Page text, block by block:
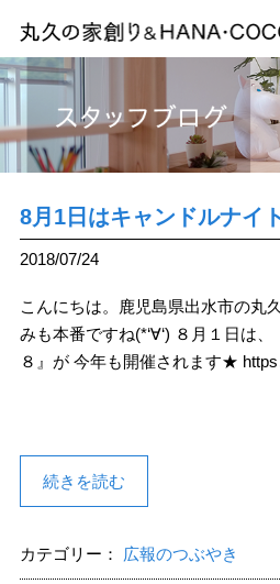
8月1日はキャンドルナイ
2018/07/24
こんにちは。鹿児島県出水市の丸
みも本番ですね(*‘∀‘) ８月１日は
８』が 今年も開催されます★
続きを読む
カテゴリー： 広報のつぶやき